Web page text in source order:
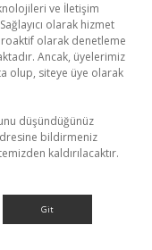
ve İletişim
olarak hizmet
olarak denetleme
Ancak, üyelerimiz
olup, siteye üye olarak
düşündüğünüz
bildirmeniz
kaldırılacaktır.